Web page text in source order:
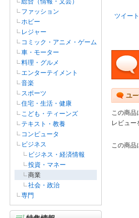
ファッション
ホビー
レジャー
コミック・アニメ・ゲーム
車・モーター
料理・グルメ
エンターテイメント
音楽
スポーツ
住宅・生活・健康
こども・ティーンズ
テキスト・教養
コンピュータ
ビジネス
ビジネス・経済情報
投資・マネー
商業
社会・政治
専門
ツイート
ユ
この商品
レビュー
この商品